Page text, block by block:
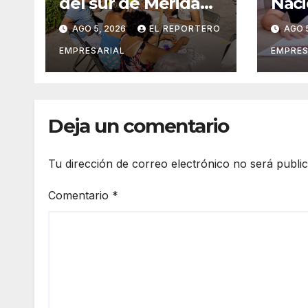
impulsan la
recuperación de
espacios
comunitarios
AGO 5, 2026 EL REPORTERO
EMPRESARIAL
AGO
Deja un comentario
Tu dirección de correo electrónico no será
Comentario *